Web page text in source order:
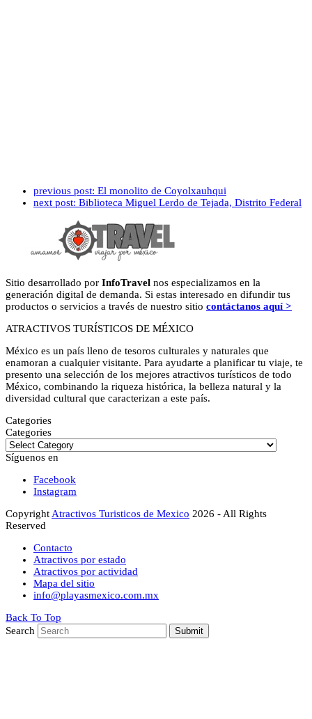
previous post: El monolito de Coyolxauhqui
next post: Biblioteca Miguel Lerdo de Tejada, Distrito Federal
Sitio desarrollado por InfoTravel nos especializamos en la
generación digital de demanda. Si estas interesado en difundir tus
productos o servicios a través de nuestro sitio contáctanos aquí >
ATRACTIVOS TURÍSTICOS DE MÉXICO
México es un país lleno de tesoros culturales y naturales que
enamoran a cualquier visitante. Para ayudarte a planificar tu viaje, te
presento una selección de los mejores atractivos turísticos de todo
México, combinando la riqueza histórica, la belleza natural y la
diversidad cultural que caracterizan a este país.
Categories
Categories
Síguenos en
Facebook
Instagram
Copyright Atractivos Turisticos de Mexico 2026 - All Rights
Reserved
Contacto
Atractivos por estado
Atractivos por actividad
Mapa del sitio
info@playasmexico.com.mx
Back To Top
Search
Submit